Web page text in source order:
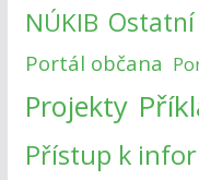
NÚKIB Ostatní
Portál občana
Projekty
Přístup k